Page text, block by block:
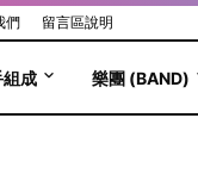
們 留言區說明
組成 樂團 (BAND)